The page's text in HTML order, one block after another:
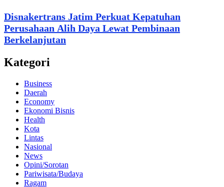
Disnakertrans Jatim Perkuat Kepatuhan
Perusahaan Alih Daya Lewat Pembinaan
Berkelanjutan
Kategori
Business
Daerah
Economy
Ekonomi Bisnis
Health
Kota
Lintas
Nasional
News
Opini/Sorotan
Pariwisata/Budaya
Ragam